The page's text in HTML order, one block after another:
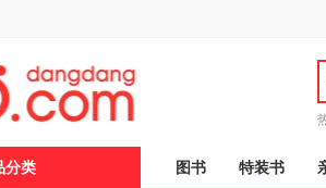
分类 图书 特装书